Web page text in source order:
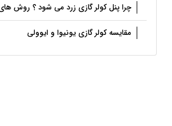
چرا پنل کولر گازی زرد می شود ؟ روش
مقایسه کولر گازی یونیوا و ایوولی